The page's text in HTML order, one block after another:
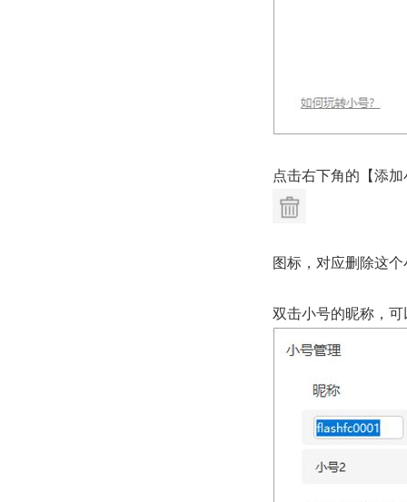
点击右下角的【添
图标，对应删除这
双击小号的昵称，